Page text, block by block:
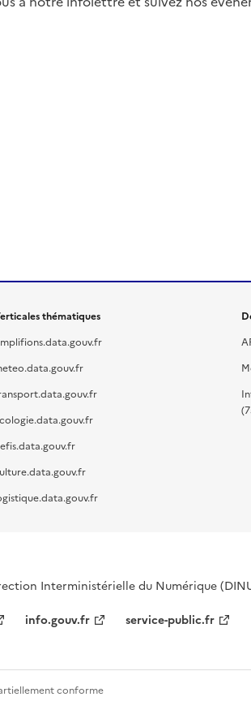
thématiques
Interministérielle du Numérique
info.gouv.fr service-public.fr
conforme